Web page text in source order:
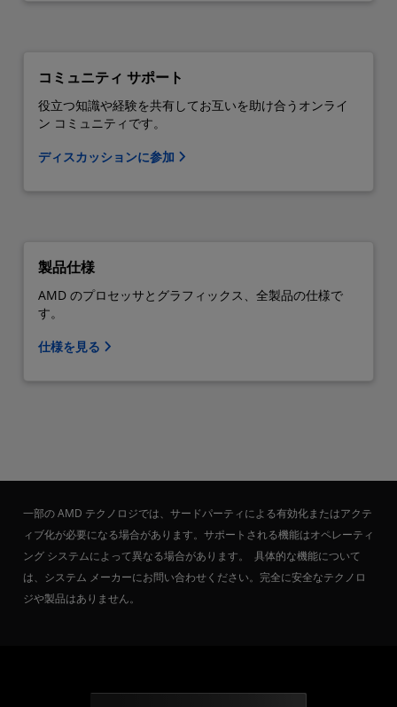
コミュニティ サポート
役立つ知識や経験を共有してお互いを助け合うオンライ
ン コミュニティです。
ディスカッションに参加
製品仕様
AMD のプロセッサとグラフィックス、全製品の仕様で
す。
仕様を見る
一部の AMD テクノロジでは、サードパーティによる有効化またはアクテ
ィブ化が必要になる場合があります。サポートされる機能はオペレーティ
ング システムによって異なる場合があります。 具体的な機能について
は、システム メーカーにお問い合わせください。完全に安全なテクノロ
ジや製品はありません。